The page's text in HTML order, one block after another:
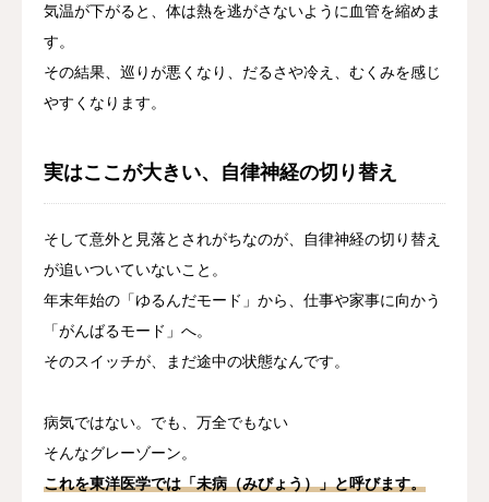
気温が下がると、体は熱を逃がさないように血管を縮めま
す。
その結果、巡りが悪くなり、だるさや冷え、むくみを感じ
やすくなります。
実はここが大きい、自律神経の切り替え
そして意外と見落とされがちなのが、自律神経の切り替え
が追いついていないこと。
年末年始の「ゆるんだモード」から、仕事や家事に向かう
「がんばるモード」へ。
そのスイッチが、まだ途中の状態なんです。
病気ではない。でも、万全でもない
そんなグレーゾーン。
これを東洋医学では「未病（みびょう）」と呼びます。